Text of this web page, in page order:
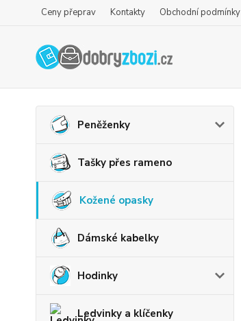
Ceny přeprav Kontakty Obchodní podmínky
Peněženky
Tašky přes rameno
Kožené opasky
Dámské kabelky
Hodinky
Ledvinky a klíčenky